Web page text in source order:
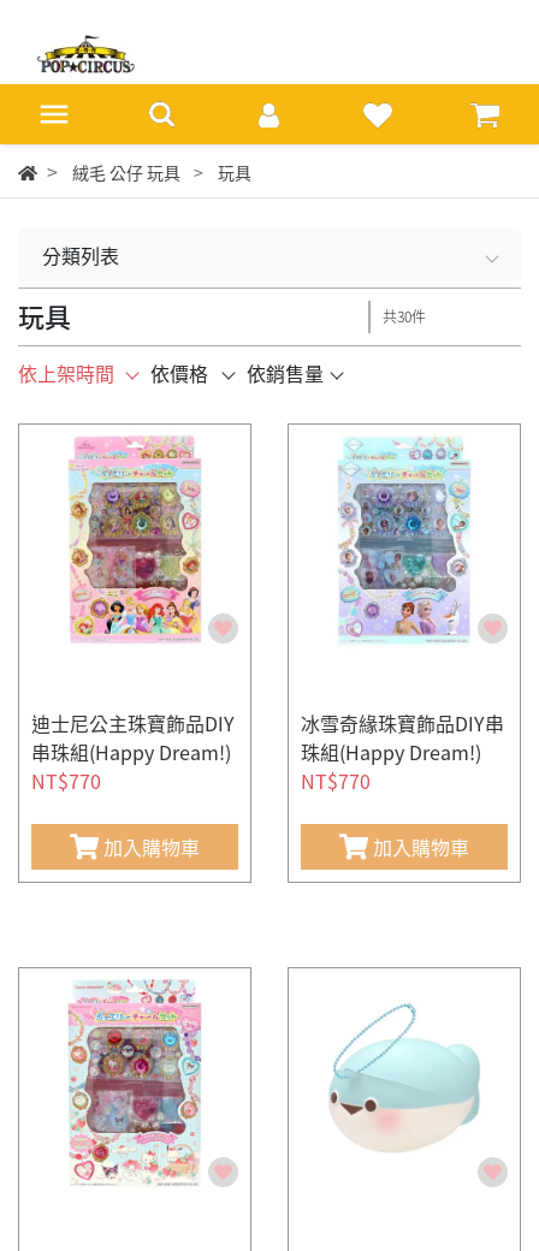
絨毛 公仔 玩具 玩具
分類列表
玩具 共30件
依上架時間 依價格 依銷售量
迪士尼公主珠寶飾品DIY
串珠組(Happy Dream!)
NT$770
加入購物車
冰雪奇緣珠寶飾品DIY串
珠組(Happy Dream!)
NT$770
加入購物車